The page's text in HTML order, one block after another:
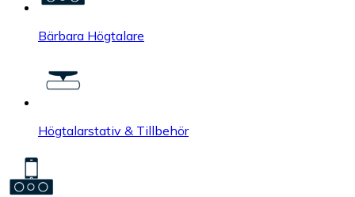
Bärbara Högtalare
Högtalarstativ & Tillbehör